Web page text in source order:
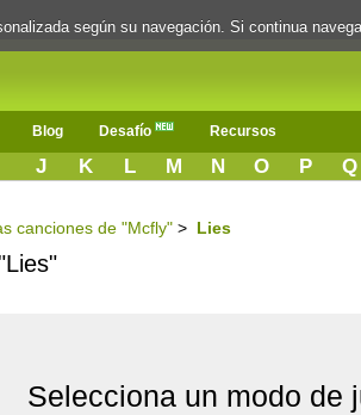
Blog Desafío Recursos
J K L M N O P Q
canciones de "Mcfly" > Lies
Selecciona un modo de
según su navegación. Si continua